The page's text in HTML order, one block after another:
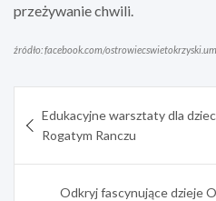
przeżywanie chwili.
źródło: facebook.com/ostrowiecswietokrzyski.um
wpisu
Edukacyjne warsztaty dla
Rogatym Ranczu
Odkryj fascynujące dzieje